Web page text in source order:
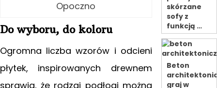
Opoczno
Do wyboru, do koloru
Ogromna liczba wzorów i odcieni
płytek, inspirowanych drewnem
sprawia, że rodzaj podłogi można
skórzane
sofy z
funkcją …
Beton
graj w